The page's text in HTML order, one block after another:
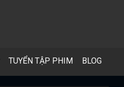
TUYỂN TẬP PHIM BLOG